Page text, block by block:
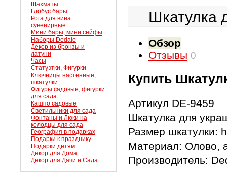
Шахматы
Глобус бары
Рога для вина
сувенирные
Мини бары, мини сейфы
Наборы Dedalo
Декор из бронзы и
латуни
Часы
Статуэтки, Фигурки
Ключницы настенные,
шкатулки
Фигуры садовые, фигурки
для сада
Кашпо садовые
Светильники для сада
Фонтаны и Люки на
колодцы для сада
География в подарках
Подарки к празднику
Подарки детям
Декор для Дома
Декор для Дачи и Сада
Шкатулка
Обзор
Отзывы 0
Купить
Артикул DE-9459
Шкатулка для
Размер шкатулки:
Материал: Олово,
Производитель: